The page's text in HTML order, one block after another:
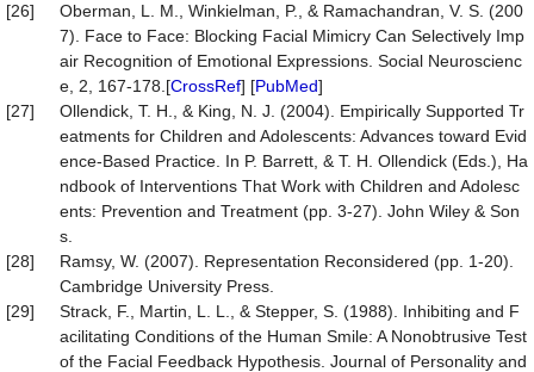
[26]
Oberman, L. M., Winkielman, P., & Ramachandran, V. S. (200
7). Face to Face: Blocking Facial Mimicry Can Selectively Imp
air Recognition of Emotional Expressions. Social Neuroscienc
e, 2, 167-178.[CrossRef] [PubMed]
[27]
Ollendick, T. H., & King, N. J. (2004). Empirically Supported Tr
eatments for Children and Adolescents: Advances toward Evid
ence-Based Practice. In P. Barrett, & T. H. Ollendick (Eds.), Ha
ndbook of Interventions That Work with Children and Adolesc
ents: Prevention and Treatment (pp. 3-27). John Wiley & Son
s.
[28]
Ramsy, W. (2007). Representation Reconsidered (pp. 1-20).
Cambridge University Press.
[29]
Strack, F., Martin, L. L., & Stepper, S. (1988). Inhibiting and F
acilitating Conditions of the Human Smile: A Nonobtrusive Test
of the Facial Feedback Hypothesis. Journal of Personality and